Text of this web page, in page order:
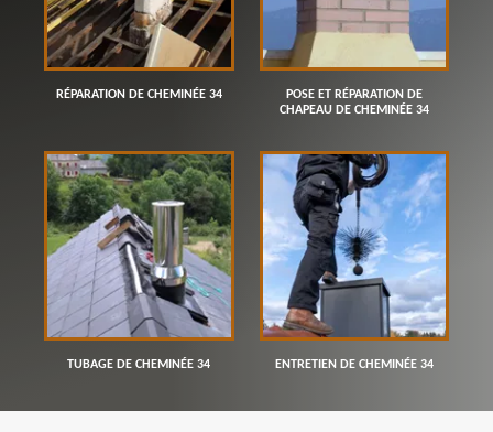
RÉPARATION DE CHEMINÉE 34
POSE ET RÉPARATION DE
CHAPEAU DE CHEMINÉE 34
TUBAGE DE CHEMINÉE 34 ENTRETIEN DE CHEMINÉE 34